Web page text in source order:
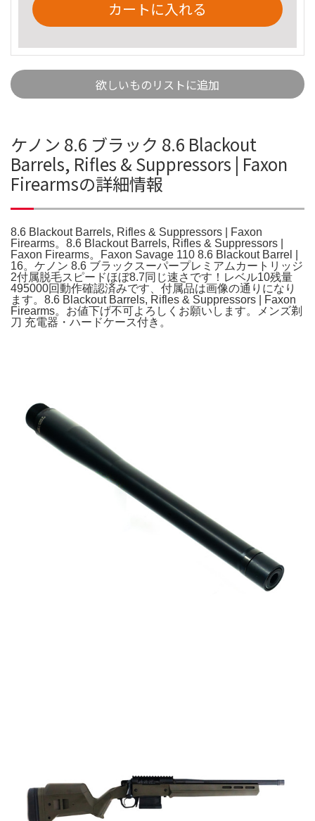
カートに入れる
欲しいものリストに追加
ケノン 8.6 ブラック 8.6 Blackout
Barrels, Rifles & Suppressors | Faxon
Firearmsの詳細情報
8.6 Blackout Barrels, Rifles & Suppressors | Faxon
Firearms。8.6 Blackout Barrels, Rifles & Suppressors |
Faxon Firearms。Faxon Savage 110 8.6 Blackout Barrel |
16。ケノン 8.6 ブラックスーパープレミアムカートリッジ
2付属脱毛スピードほぼ8.7同じ速さです！レベル10残量
495000回動作確認済みです、付属品は画像の通りになり
ます。8.6 Blackout Barrels, Rifles & Suppressors | Faxon
Firearms。お値下げ不可よろしくお願いします。メンズ剃
刀 充電器・ハードケース付き。